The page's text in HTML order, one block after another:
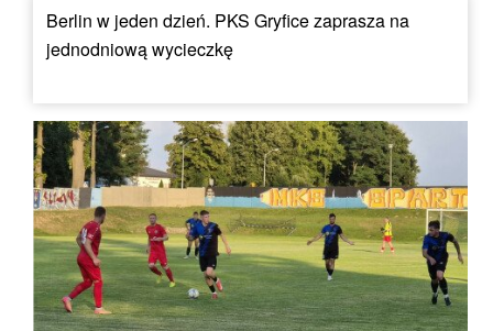
Berlin w jeden dzień. PKS Gryfice zaprasza na
jednodniową wycieczkę